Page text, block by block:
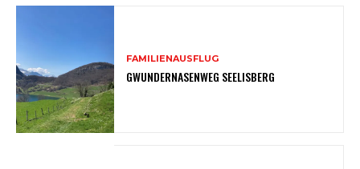
FAMILIENAUSFLUG
GWUNDERNASENWEG SEELISBERG